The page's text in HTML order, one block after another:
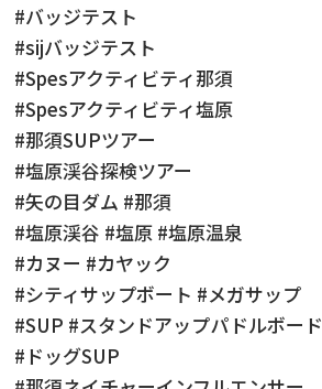
#バッジテスト
#sijバッジテスト
#Spesアクティビティ那須
#Spesアクティビティ塩原
#那須SUPツアー
#塩原渓谷探検ツアー
#矢の目ダム #那須
#塩原渓谷 #塩原 #塩原温泉
#カヌー #カヤック
#シティサップボート #メガサップ
#SUP #スタンドアップパドルボード
#ドッグSUP